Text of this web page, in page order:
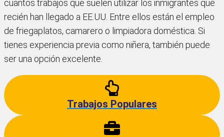
cuantos trabajos que suelen utilizar los inmigrantes que
recién han llegado a EE.UU. Entre ellos están el empleo
de friegaplatos, camarero o limpiadora doméstica. Si
tienes experiencia previa como niñera, también puede
ser una opción excelente.
Trabajos Populares